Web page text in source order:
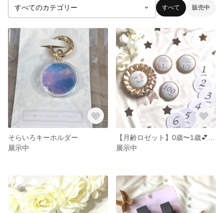
すべて 販売中
そらいろキーホルダー
展示中
展示中